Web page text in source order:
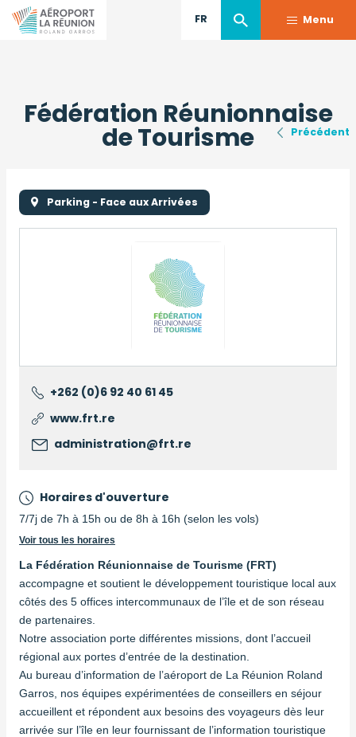
contenu
principal
FR Menu
Fédération Réunionnaise
de Tourisme
Parking - Face aux Arrivées
+262 (0)6 92 40 61 45
www.frt.re
administration@frt.re
Horaires d'ouverture
7/7j de 7h à 15h ou de 8h à 16h (selon les vols)
Voir tous les horaires
La Fédération Réunionnaise de Tourisme (FRT)
accompagne et soutient le développement touristique local aux
côtés des 5 offices intercommunaux de l’île et de son réseau
de partenaires.
Notre association porte différentes missions, dont l’accueil
régional aux portes d’entrée de la destination.
Au bureau d’information de l’aéroport de La Réunion Roland
Garros, nos équipes expérimentées de conseillers en séjour
accueillent et répondent aux besoins des voyageurs dès leur
arrivée sur l’île en leur fournissant de l’information touristique
Précédent